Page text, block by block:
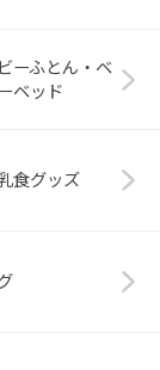
ーふとん・ベ
ベッド
食グッズ